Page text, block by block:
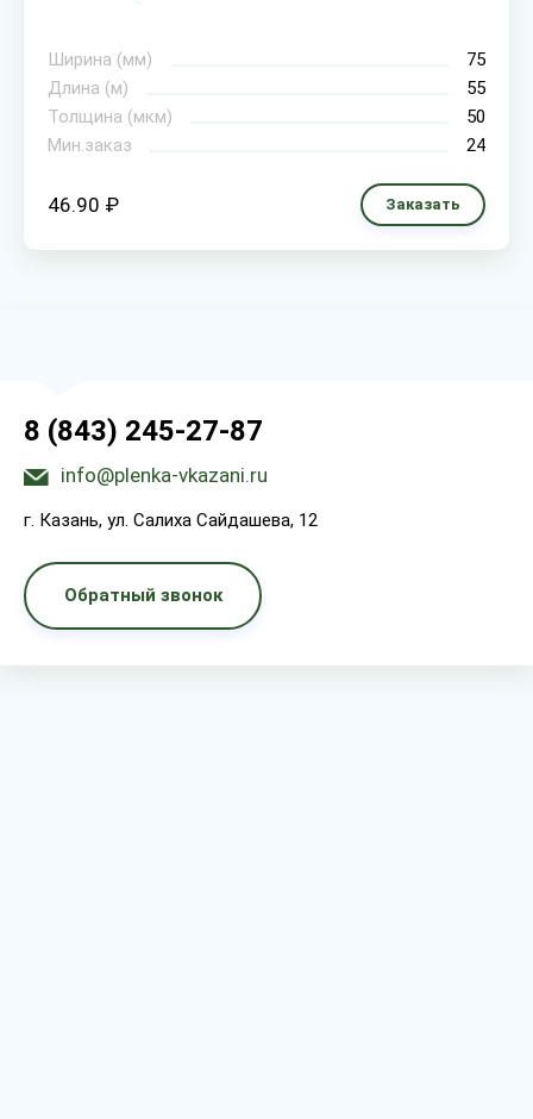
Ширина (мм)
75
Длина (м)
55
Толщина (мкм)
50
Мин.заказ
24
46.90 ₽ Заказать
8 (843) 245-27-87
info@plenka-vkazani.ru
г. Казань, ул. Салиха Сайдашева, 12
Обратный звонок